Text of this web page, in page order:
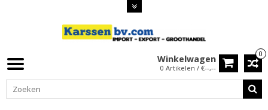
0
Winkelwagen
0 Artikelen / €--,--